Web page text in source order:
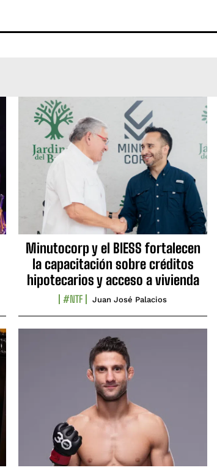
Minutocorp y el BIESS fortalecen
la capacitación sobre créditos
hipotecarios y acceso a vivienda
#NTF Juan José Palacios